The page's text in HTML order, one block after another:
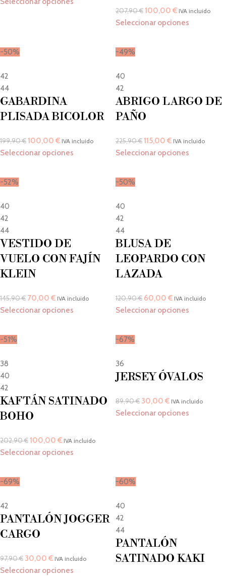
207,90€100,00 € IVA incluido
Seleccionar opciones
-50%
42
44
GABARDINA
PLISADA BICOLOR
199,90€100,00 € IVA incluido
Seleccionar opciones
-49%
40
42
ABRIGO LARGO DE
PAÑO
225,90€115,00 € IVA incluido
Seleccionar opciones
-52%
40
42
44
VESTIDO DE
VUELO CON FAJÍN
KLEIN
145,90€ 70,00 € IVA incluido
Seleccionar opciones
-50%
40
42
44
BLUSA DE
LEOPARDO CON
LAZADA
120,90€ 60,00 € IVA incluido
Seleccionar opciones
-51%
38
40
42
KAFTÁN SATINADO
BOHO
202,90€100,00 € IVA incluido
Seleccionar opciones
-67%
36
JERSEY ÓVALOS
89,90€ 30,00 € IVA incluido
Seleccionar opciones
-69%
42
PANTALÓN JOGGER
CARGO
97,90€ 30,00 € IVA incluido
Seleccionar opciones
-60%
40
42
44
PANTALÓN
SATINADO KAKI